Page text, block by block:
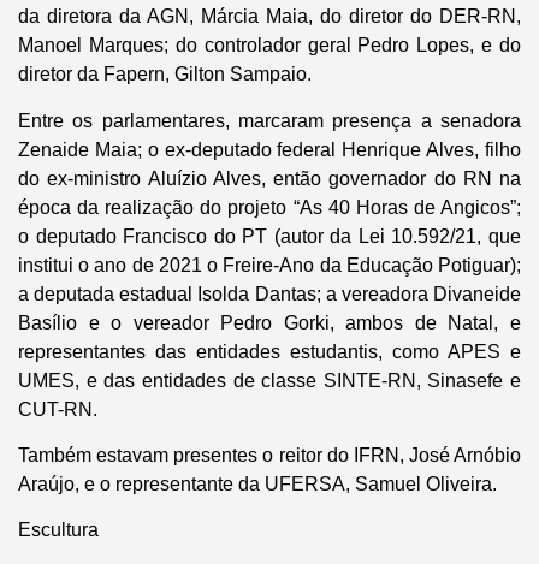
da diretora da AGN, Márcia Maia, do diretor do DER-RN,
Manoel Marques; do controlador geral Pedro Lopes, e do
diretor da Fapern, Gilton Sampaio.
Entre os parlamentares, marcaram presença a senadora
Zenaide Maia; o ex-deputado federal Henrique Alves, filho
do ex-ministro Aluízio Alves, então governador do RN na
época da realização do projeto “As 40 Horas de Angicos”;
o deputado Francisco do PT (autor da Lei 10.592/21, que
institui o ano de 2021 o Freire-Ano da Educação Potiguar);
a deputada estadual Isolda Dantas; a vereadora Divaneide
Basílio e o vereador Pedro Gorki, ambos de Natal, e
representantes das entidades estudantis, como APES e
UMES, e das entidades de classe SINTE-RN, Sinasefe e
CUT-RN.
Também estavam presentes o reitor do IFRN, José Arnóbio
Araújo, e o representante da UFERSA, Samuel Oliveira.
Escultura